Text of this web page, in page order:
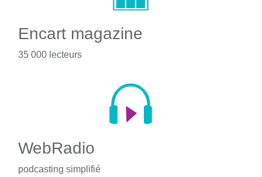
Encart magazine
35 000 lecteurs
WebRadio
podcasting simplifié